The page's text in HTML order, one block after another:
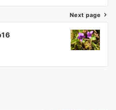
Next page